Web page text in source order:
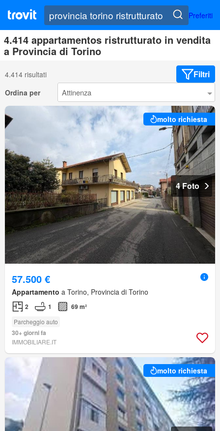
Preferiti
4.414 appartamentos ristrutturato in vendita
a Provincia di Torino
4.414 risultati Filtri
Ordina per
molto richiesta
4 Foto
57.500 €
Appartamento a Torino, Provincia di Torino
2 1 69 m²
Parcheggio auto
30+ giorni fa
IMMOBILIARE.IT
molto richiesta